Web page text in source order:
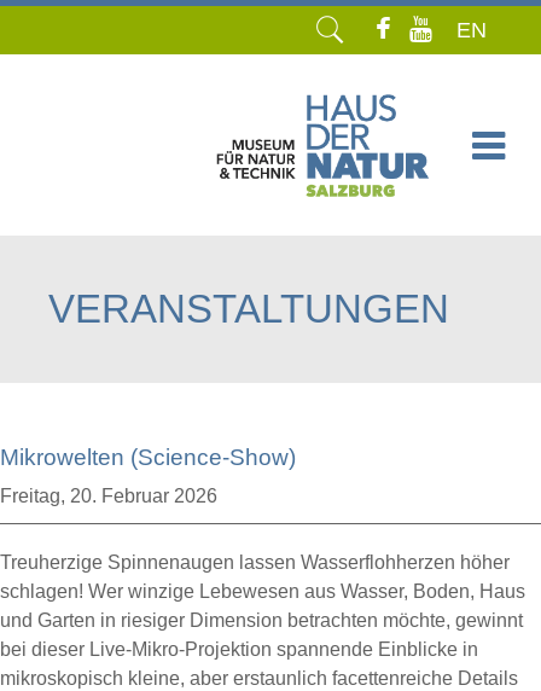
EN
VERANSTALTUNGEN
Mikrowelten (Science-Show)
Freitag, 20. Februar 2026
Treuherzige Spinnenaugen lassen Wasserflohherzen höher
schlagen! Wer winzige Lebewesen aus Wasser, Boden, Haus
und Garten in riesiger Dimension betrachten möchte, gewinnt
bei dieser Live-Mikro-Projektion spannende Einblicke in
mikroskopisch kleine, aber erstaunlich facettenreiche Details